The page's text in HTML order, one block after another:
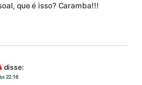
que é isso? Caramba!!!
disse:
22:18